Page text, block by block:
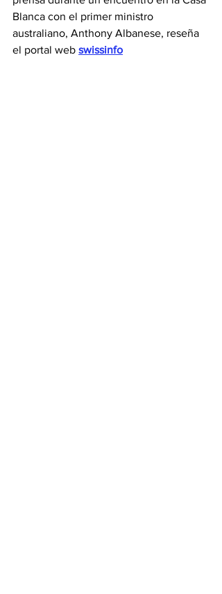
Blanca con el primer ministro
australiano, Anthony Albanese, reseña
el portal web swissinfo